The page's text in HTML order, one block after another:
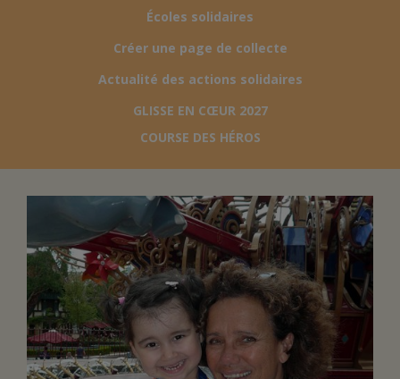
FAIRE UN DON
ESPACE PRESSE
BÉNÉVOLE
DEVENIR
UN PETIT PRINCE
Écoles solidaires
Créer une page de collecte
Actualité des actions solidaires
GLISSE EN CŒUR 2027
COURSE DES HÉROS